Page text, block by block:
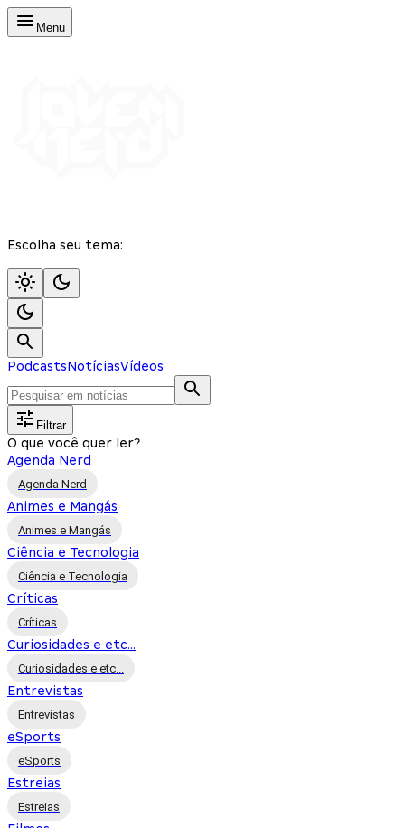
Menu
Escolha seu tema:
PodcastsNotíciasVídeos
Filtrar
O que você quer ler?
Agenda Nerd
Agenda Nerd
Animes e Mangás
Animes e Mangás
Ciência e Tecnologia
Ciência e Tecnologia
Críticas
Críticas
Curiosidades e etc...
Curiosidades e etc...
Entrevistas
Entrevistas
eSports
eSports
Estreias
Estreias